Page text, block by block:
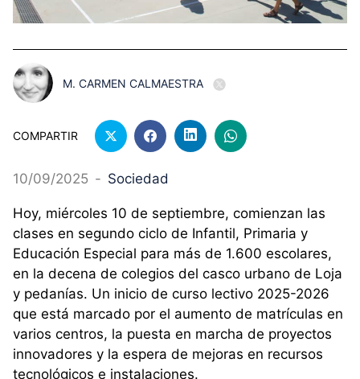
M. CARMEN CALMAESTRA
COMPARTIR
10/09/2025 - Sociedad
Hoy, miércoles 10 de septiembre, comienzan las
clases en segundo ciclo de Infantil, Primaria y
Educación Especial para más de 1.600 escolares,
en la decena de colegios del casco urbano de Loja
y pedanías. Un inicio de curso lectivo 2025-2026
que está marcado por el aumento de matrículas en
varios centros, la puesta en marcha de proyectos
innovadores y la espera de mejoras en recursos
tecnológicos e instalaciones.